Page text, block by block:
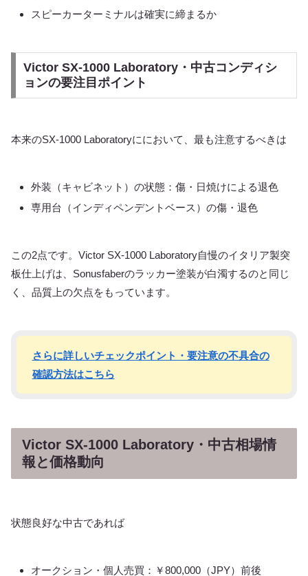
スピーカーターミナルは確実に締まるか
Victor SX-1000 Laboratory・中古コンディシ
ョンの要注目ポイント
本来のSX-1000 Laboratoryににおいて、最も注意するべきは
外装（キャビネット）の状態：傷・日焼けによる退色
専用台（インディペンデントベース）の傷・退色
この2点です。Victor SX-1000 Laboratory自慢のイタリア製突
板仕上げは、Sonusfaberのラッカー塗装が白濁するのと同じ
く、品質上の欠点をもっています。
さらに詳しいチェックポイント・要注意の不具合の
確認方法はこちら
Victor SX-1000 Laboratory・中古相場情
報と価格動向
状態良好な中古であれば
オークション・個人売買：￥800,000（JPY）前後